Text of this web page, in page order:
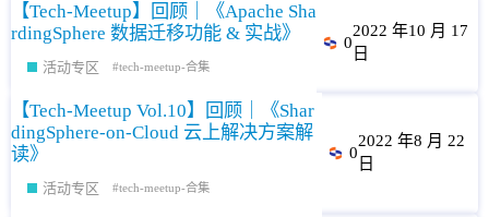
【Tech-Meetup】回顾｜《Apache Sha
rdingSphere 数据迁移功能 & 实战》
活动专区 tech-meetup-合集
0
2022 年10 月 17
日
【Tech-Meetup Vol.10】回顾｜《Shar
dingSphere-on-Cloud 云上解决方案解
读》
活动专区 tech-meetup-合集
0
2022 年8 月 22
日